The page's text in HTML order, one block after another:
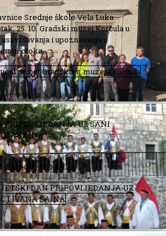
Srednje škole Vela Luka
25. 10. Gradski muzej Korčula u
i upoznavanja s
otoka.
posjet Gradskom muzeju Korčula
PRIPOVIJEDANJA UZ SANI
ŠAINA
PRIPOVIJEDANJA
DAN PRIPOVIJEDANJA UZ
I IVANA ŠAINA